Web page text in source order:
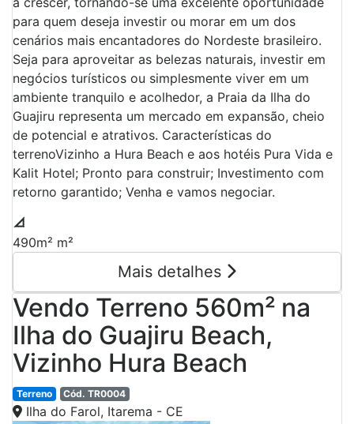
para quem deseja investir ou morar em um dos
cenários mais encantadores do Nordeste brasileiro.
Seja para aproveitar as belezas naturais, investir em
negócios turísticos ou simplesmente viver em um
ambiente tranquilo e acolhedor, a Praia da Ilha do
Guajiru representa um mercado em expansão, cheio
de potencial e atrativos. Características do
terrenoVizinho a Hura Beach e aos hotéis Pura Vida e
Kalit Hotel; Pronto para construir; Investimento com
retorno garantido; Venha e vamos negociar.
490m² m²
Mais detalhes
Vendo Terreno 560m² na
Ilha do Guajiru Beach,
Vizinho Hura Beach
Terreno Cód. TR0004
Ilha do Farol, Itarema - CE